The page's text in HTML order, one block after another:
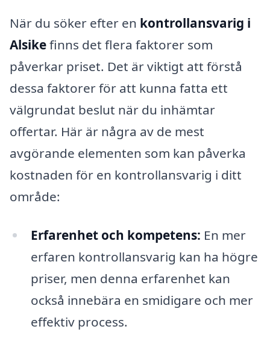
När du söker efter en kontrollansvarig i
Alsikefinns det flera faktorer som
påverkar priset. Det är viktigt att förstå
dessa faktorer för att kunna fatta ett
välgrundat beslut när du inhämtar
offertar. Här är några av de mest
avgörande elementen som kan påverka
kostnaden för en kontrollansvarig i ditt
område:
Erfarenhet och kompetens: En mer
erfaren kontrollansvarig kan ha högre
priser, men denna erfarenhet kan
också innebära en smidigare och mer
effektiv process.